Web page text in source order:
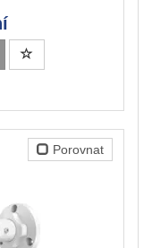
Porovnat